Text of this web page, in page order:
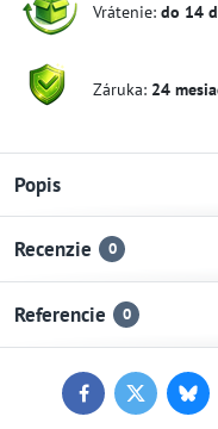
Vrátenie: do 14
Záruka: 24
Popis
Recenzie 0
Referencie 0
FacebookTwitter